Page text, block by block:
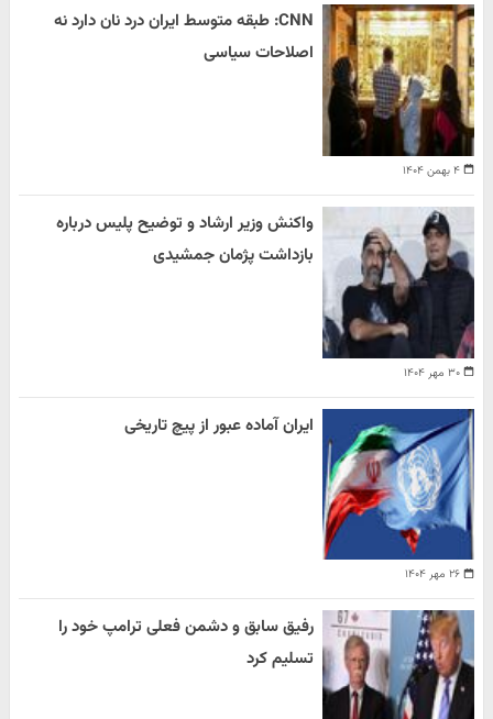
۴ بهمن ۱۴۰۴
CNN: طبقه متوسط ایران درد نان دارد نه
اصلاحات سیاسی
۳۰ مهر ۱۴۰۴
واکنش وزیر ارشاد و توضیح پلیس درباره
بازداشت پژمان جمشیدی
۲۶ مهر ۱۴۰۴
ایران آماده عبور از پیچ تاریخی
رفیق سابق و دشمن فعلی ترامپ خود را
تسلیم کرد